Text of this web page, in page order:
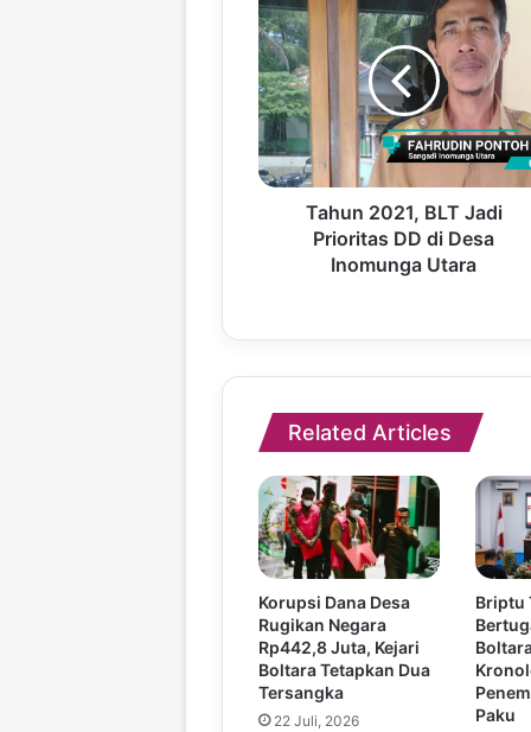
Tahun 2021, BLT Jadi
Prioritas DD di Desa
Inomunga Utara
Related Articles
Korupsi Dana Desa
Rugikan Negara
Rp442,8 Juta, Kejari
Boltara Tetapkan Dua
Tersangka
22 Juli, 2026
Briptu
Paku